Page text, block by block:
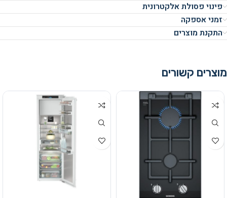
פינוי פסולת אלקטרונית
זמני אספקה
התקנת מוצרים
מוצרים קשורים